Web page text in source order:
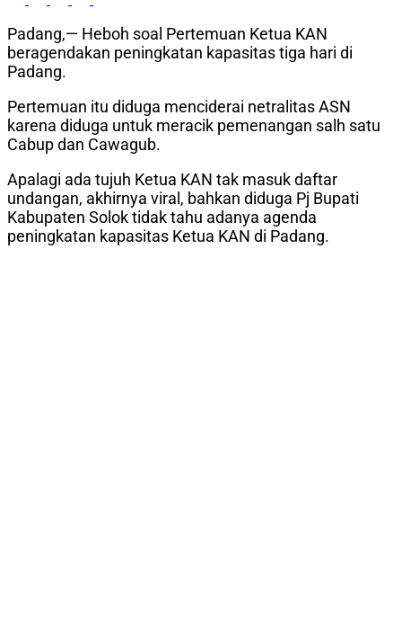
Padang,— Heboh soal Pertemuan Ketua KAN
beragendakan peningkatan kapasitas tiga hari di
Padang.
Pertemuan itu diduga menciderai netralitas ASN
karena diduga untuk meracik pemenangan salh satu
Cabup dan Cawagub.
Apalagi ada tujuh Ketua KAN tak masuk daftar
undangan, akhirnya viral, bahkan diduga Pj Bupati
Kabupaten Solok tidak tahu adanya agenda
peningkatan kapasitas Ketua KAN di Padang.